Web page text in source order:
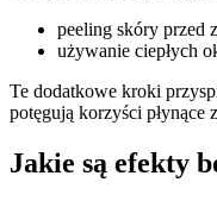
peeling skóry przed
używanie ciepłych
Te dodatkowe kroki
potęgują korzyści płynące
Jakie są efekty